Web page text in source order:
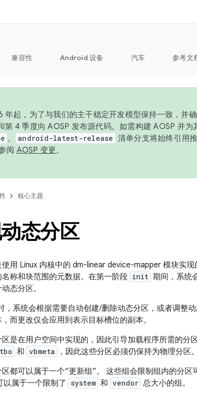
兼容性 Android 设备 汽车 参考文
年起，为了与我们的主干稳定开发模型保持一致，并
第 4 季度向 AOSP 发布源代码。如需构建 AOSP 并为
。 android-latest-release 清单分支将始终引用
阅 AOSP 变更。
核心主题
态分区
用 Linux 内核中的 dm-linear device-mapper 模块实现
称和块范围的元数据。在第一阶段 init 期间，系统
态分区。
，系统会根据需要自动创建/删除动态分区，或者调整
而更改仅会应用到表示目标槽位的副本。
是在用户空间中实现的，因此引导加载程序所需的分
和 vbmeta
，因此这些分区必须仍保持为物理分区。
都可以属于一个“更新组”。
这些组会限制组内的分区
以属于一个限制了 system 和 vendor 总大小的组。